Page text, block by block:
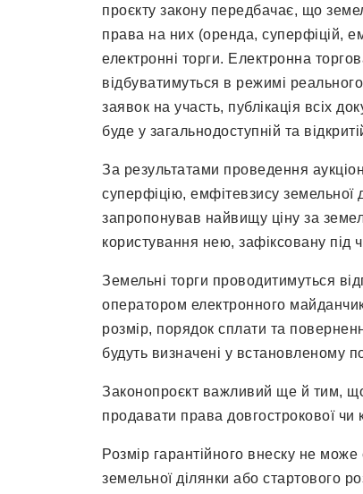
проєкту закону передбачає, що
права на них (оренда, суперфіцій,
електронні торги. Електронна
відбуватимуться в режимі
заявок на участь, публікація всіх
буде у загальнодоступній та
За результатами проведення
суперфіцію, емфітевзису земельної
запропонував найвищу ціну за
користування нею, зафіксовану під
Земельні торги проводитимуться
оператором електронного
розмір, порядок сплати та
будуть визначені у встановленому
Законопроєкт важливий ще й тим,
продавати права довгострокової
Розмір гарантійного внеску не
земельної ділянки або стартового